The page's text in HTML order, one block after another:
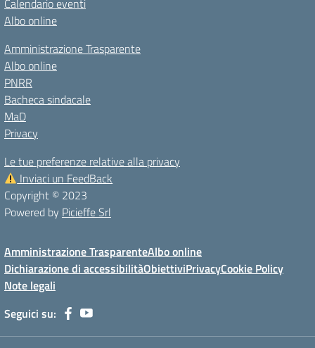
Calendario eventi
Albo online
Amministrazione Trasparente
Albo online
PNRR
Bacheca sindacale
MaD
Privacy
Le tue preferenze relative alla privacy
Inviaci un FeedBack
Copyright © 2023
Powered by Picieffe Srl
Amministrazione TrasparenteAlbo online
Dichiarazione di accessibilitàObiettiviPrivacyCookie Policy
Note legali
Seguici su: